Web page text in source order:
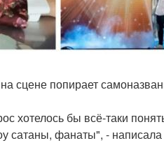
сцене попирает
бы всё-таки
сатаны, фанаты", -